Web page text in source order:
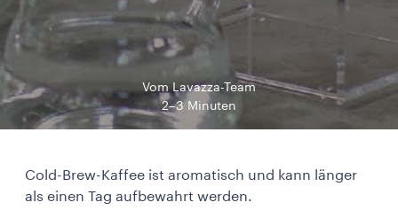
Vom Lavazza-Team
2–3 Minuten
Cold-Brew-Kaffee ist aromatisch und kann länger
als einen Tag aufbewahrt werden.